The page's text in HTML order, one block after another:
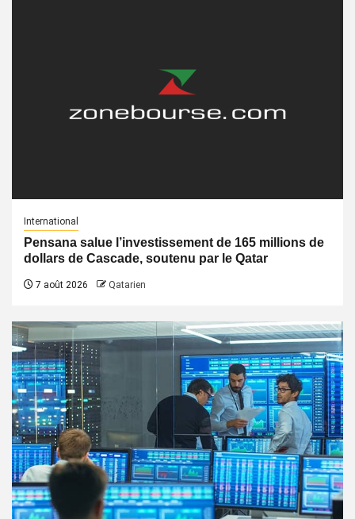
International
Pensana salue l’investissement de 165 millions de
dollars de Cascade, soutenu par le Qatar
7 août 2026 Qatarien